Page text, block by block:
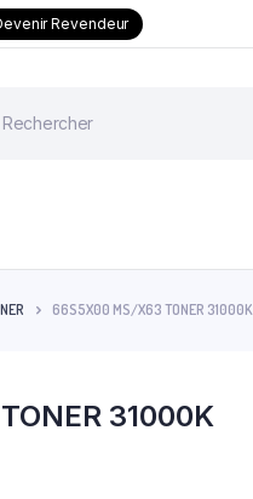
Revendeur
66S5X00 MS/X63 TONER 31000K
31000K